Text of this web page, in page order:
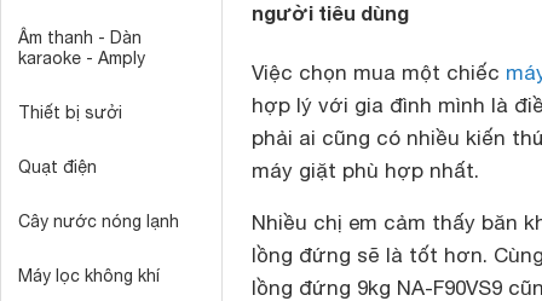
Âm thanh - Dàn
karaoke - Amply
Thiết bị sưởi
Quạt điện
Cây nước nóng lạnh
Máy lọc không khí
người tiêu dùng
Việc chọn mua một chiếc
hợp lý với gia đình mình là
phải ai cũng có nhiều kiến
máy giặt phù hợp nhất.
Nhiều chị em cảm thấy băn
lồng đứng sẽ là tốt hơn.
lồng đứng 9kg NA-F90VS9